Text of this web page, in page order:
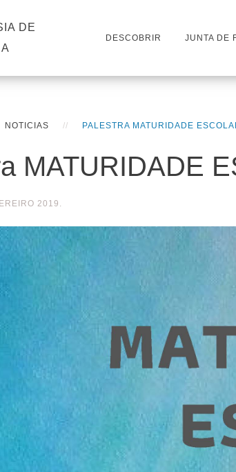
DE
DESCOBRIR JUNTA DE
NOTICIAS PALESTRA MATURIDADE
MATURIDADE
2019 .